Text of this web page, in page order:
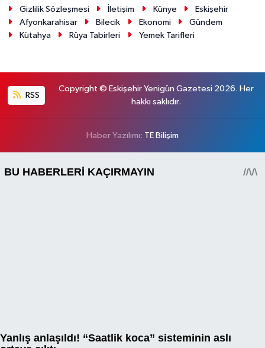
Gizlilik Sözleşmesi İletişim Künye
Eskişehir
Afyonkarahisar
Bilecik Ekonomi
Gündem
Kütahya
Rüya Tabirleri Yemek Tarifleri
RSS
Copyright © Eskişehir Yenigün Gazetesi 2026. Her
hakkı saklıdır.
Haber Yazılımı: TE Bilişim